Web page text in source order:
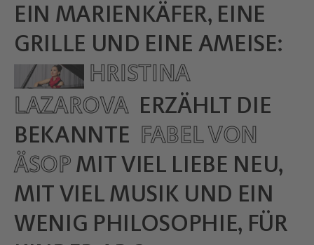
EIN MARIENKÄFER, EINE
GRILLE UND EINE AMEISE:
HRISTINA
LAZAROVA ERZÄHLT DIE
BEKANNTE FABEL VON
ÄSOP MIT VIEL LIEBE NEU,
MIT VIEL MUSIK UND EIN
WENIG PHILOSOPHIE, FÜR